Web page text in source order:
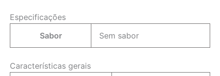
Especificações
Sabor
Sem sabor
Características gerais